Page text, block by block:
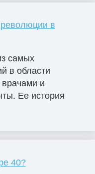
революции в
самых
в области
и
Ее история
40?